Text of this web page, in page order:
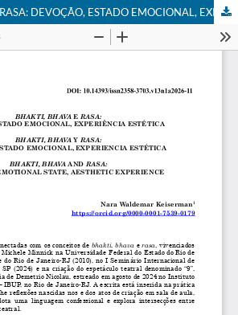
BHAKTI, BHAVA E RASA: DEVOÇÃO, ESTADO EMOCIONAL, EXPERIÊNCIA ESTÉTICA